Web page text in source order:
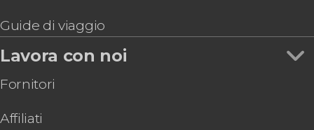
Guide di viaggio
Lavora con noi
Fornitori
Affiliati